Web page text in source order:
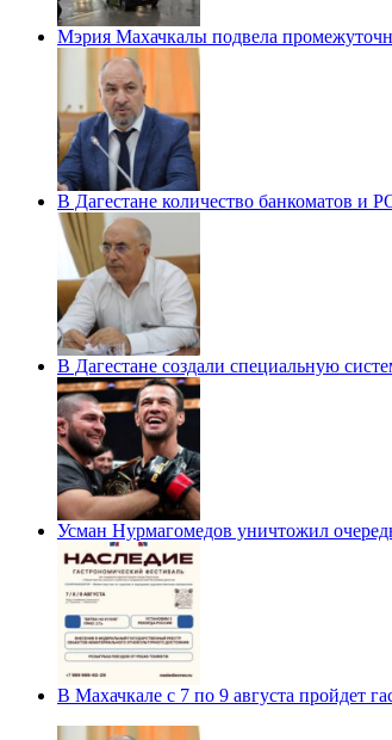
Мэрия Махачкалы подвела
В Дагестане количество банкоматов и
В Дагестане создали специальную
Усман Нурмагомедов уничтожил
В Махачкале с 7 по 9 августа пройдет